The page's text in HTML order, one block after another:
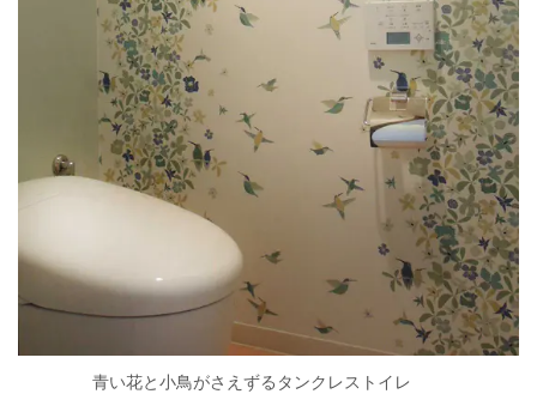
青い花と小鳥がさえずるタンクレストイレ